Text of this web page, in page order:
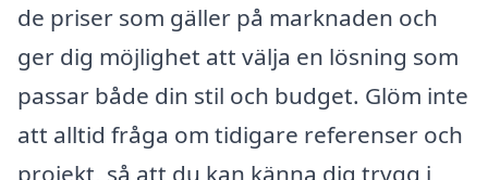
de priser som gäller på marknaden och
ger dig möjlighet att välja en lösning som
passar både din stil och budget. Glöm inte
att alltid fråga om tidigare referenser och
projekt, så att du kan känna dig trygg i